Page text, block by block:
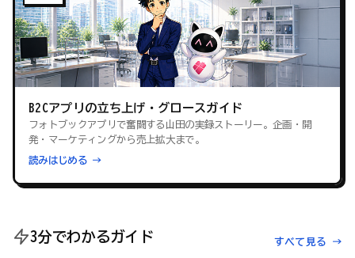
B2Cアプリの立ち上げ・グロースガイド
フォトブックアプリで奮闘する山田の実録ストーリー。企画・開
発・マーケティングから売上拡大まで。
読みはじめる →
3分でわかるガイド すべて見る →